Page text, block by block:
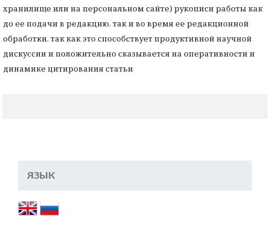
хранилище или на персональном сайте) рукописи работы как
до ее подачи в редакцию, так и во время ее редакционной
обработки, так как это способствует продуктивной научной
дискуссии и положительно сказывается на оперативности и
динамике цитирования статьи
ЯЗЫК